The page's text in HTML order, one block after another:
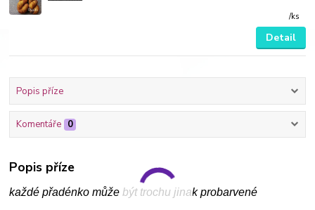
/ks
Detail
Popis příze
Komentáře 0
Popis příze
každé přadénko může být trochu jinak probarvené